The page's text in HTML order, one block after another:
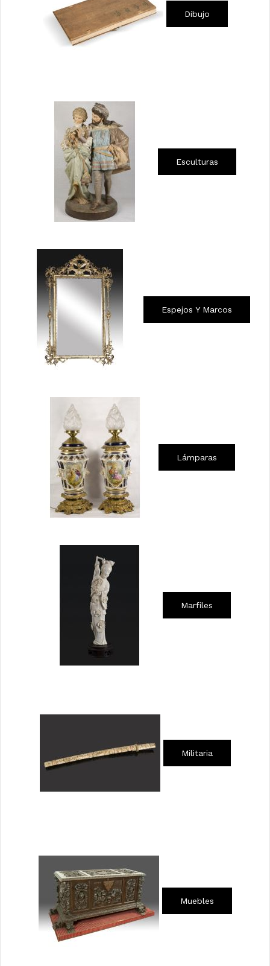
Dibujo
Esculturas
Espejos Y Marcos
Lámparas
Marfiles
Militaria
Muebles